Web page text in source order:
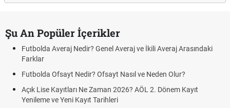
Şu An Popüler İçerikler
Futbolda Averaj Nedir? Genel Averaj ve İkili Averaj Arasındaki
Farklar
Futbolda Ofsayt Nedir? Ofsayt Nasıl ve Neden Olur?
Açık Lise Kayıtları Ne Zaman 2026? AÖL 2. Dönem Kayıt
Yenileme ve Yeni Kayıt Tarihleri